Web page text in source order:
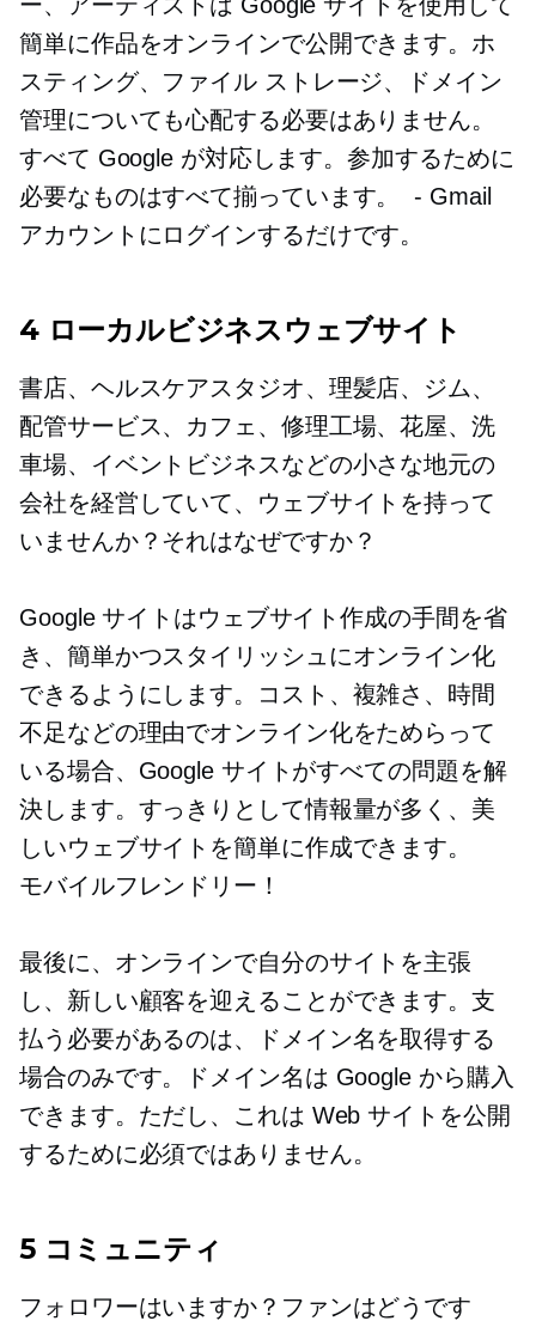
簡単に作品をオンラインで公開できます。ホ
スティング、ファイル ストレージ、ドメイン
管理についても心配する必要はありません。
すべて Google が対応します。参加するために
必要なものはすべて揃っています。
- Gmail
アカウントにログインするだけです。
4 ローカルビジネスウェブサイト
書店、ヘルスケアスタジオ、理髪店、ジム、
配管サービス、カフェ、修理工場、花屋、洗
車場、イベントビジネスなどの小さな地元の
会社を経営していて、ウェブサイトを持って
いませんか？それはなぜですか？
Google サイトはウェブサイト作成の手間を省
き、簡単かつスタイリッシュにオンライン化
できるようにします。コスト、複雑さ、時間
不足などの理由でオンライン化をためらって
いる場合、Google サイトがすべての問題を解
決します。すっきりとして情報量が多く、美
しいウェブサイトを簡単に作成できます。
モバイルフレンドリー！
最後に、オンラインで自分のサイトを主張
し、新しい顧客を迎えることができます。支
払う必要があるのは、ドメイン名を取得する
場合のみです。ドメイン名は Google から購入
できます。ただし、これは Web サイトを公開
するために必須ではありません。
5 コミュニティ
フォロワーはいますか？ファンはどうです